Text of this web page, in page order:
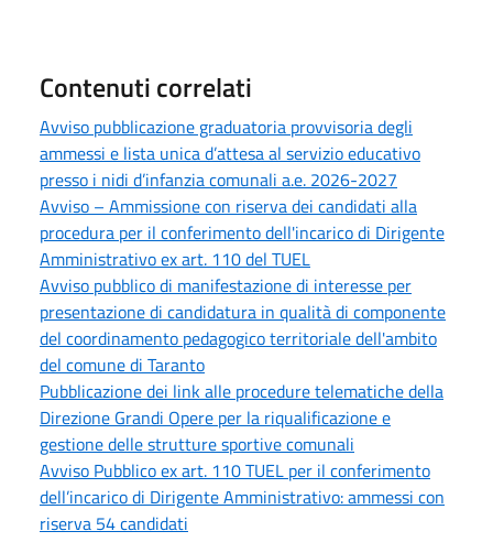
Contenuti correlati
Avviso pubblicazione graduatoria provvisoria degli
ammessi e lista unica d’attesa al servizio educativo
presso i nidi d’infanzia comunali a.e. 2026-2027
Avviso – Ammissione con riserva dei candidati alla
procedura per il conferimento dell'incarico di Dirigente
Amministrativo ex art. 110 del TUEL
Avviso pubblico di manifestazione di interesse per
presentazione di candidatura in qualità di componente
del coordinamento pedagogico territoriale dell'ambito
del comune di Taranto
Pubblicazione dei link alle procedure telematiche della
Direzione Grandi Opere per la riqualificazione e
gestione delle strutture sportive comunali
Avviso Pubblico ex art. 110 TUEL per il conferimento
dell’incarico di Dirigente Amministrativo: ammessi con
riserva 54 candidati